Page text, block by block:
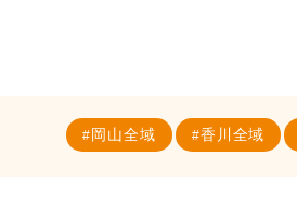
岡山全域 香川全域